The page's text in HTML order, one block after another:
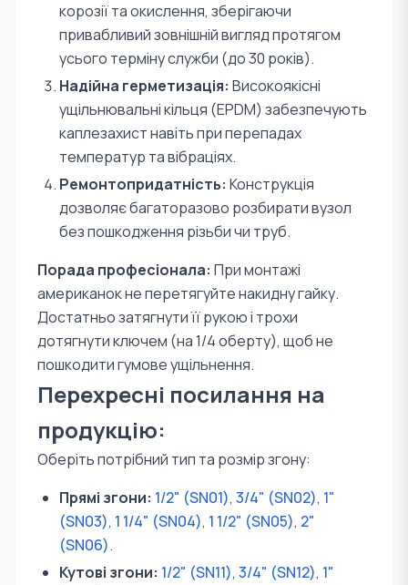
корозії та окислення, зберігаючи
привабливий зовнішній вигляд протягом
усього терміну служби (до 30 років).
Надійна герметизація: Високоякісні
ущільнювальні кільця (EPDM) забезпечують
каплезахист навіть при перепадах
температур та вібраціях.
Ремонтопридатність: Конструкція
дозволяє багаторазово розбирати вузол
без пошкодження різьби чи труб.
Порада професіонала: При монтажі
американок не перетягуйте накидну гайку.
Достатньо затягнути її рукою і трохи
дотягнути ключем (на 1/4 оберту), щоб не
пошкодити гумове ущільнення.
Перехресні посилання на
продукцію:
Оберіть потрібний тип та розмір згону:
Прямі згони: 1/2" (SN01), 3/4" (SN02), 1"
(SN03), 1 1/4" (SN04), 1 1/2" (SN05), 2"
(SN06).
Кутові згони: 1/2" (SN11), 3/4" (SN12), 1"